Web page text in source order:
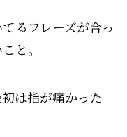
るフレーズが合っ
と。
は指が痛かった